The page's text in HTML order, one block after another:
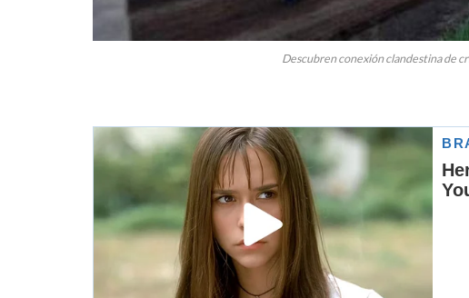
Descubren conexión clandestina de